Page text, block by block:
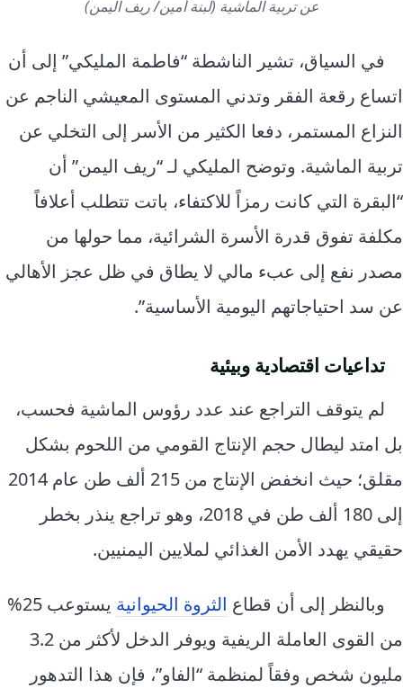
عن تربية الماشية (لبنة أمين/ ريف اليمن)
في السياق، تشير الناشطة “فاطمة المليكي” إلى أن
اتساع رقعة الفقر وتدني المستوى المعيشي الناجم عن
النزاع المستمر، دفعا الكثير من الأسر إلى التخلي عن
تربية الماشية. وتوضح المليكي لـ “ريف اليمن” أن
“البقرة التي كانت رمزاً للاكتفاء، باتت تتطلب أعلافاً
مكلفة تفوق قدرة الأسرة الشرائية، مما حولها من
مصدر نفع إلى عبء مالي لا يطاق في ظل عجز الأهالي
عن سد احتياجاتهم اليومية الأساسية”.
تداعيات اقتصادية وبيئية
لم يتوقف التراجع عند عدد رؤوس الماشية فحسب،
بل امتد ليطال حجم الإنتاج القومي من اللحوم بشكل
مقلق؛ حيث انخفض الإنتاج من 215 ألف طن عام 2014
إلى 180 ألف طن في 2018، وهو تراجع ينذر بخطر
حقيقي يهدد الأمن الغذائي لملايين اليمنيين.
وبالنظر إلى أن قطاع الثروة الحيوانية
يستوعب 25%
من القوى العاملة الريفية ويوفر الدخل لأكثر من 3.2
مليون شخص وفقاً لمنظمة “الفاو”، فإن هذا التدهور